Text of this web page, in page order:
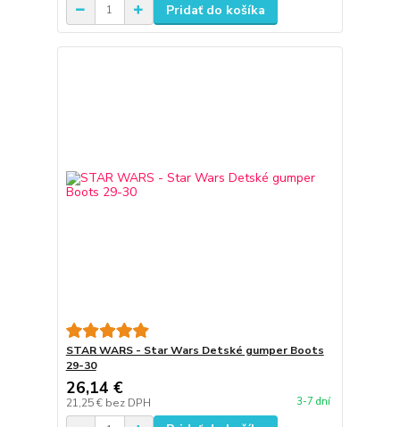
Pridať do košíka
STAR WARS - Star Wars Detské gumper Boots
29-30
26,14 €
21,25 € bez DPH 3-7 dní